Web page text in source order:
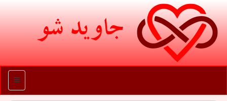
جاوید شو
منو